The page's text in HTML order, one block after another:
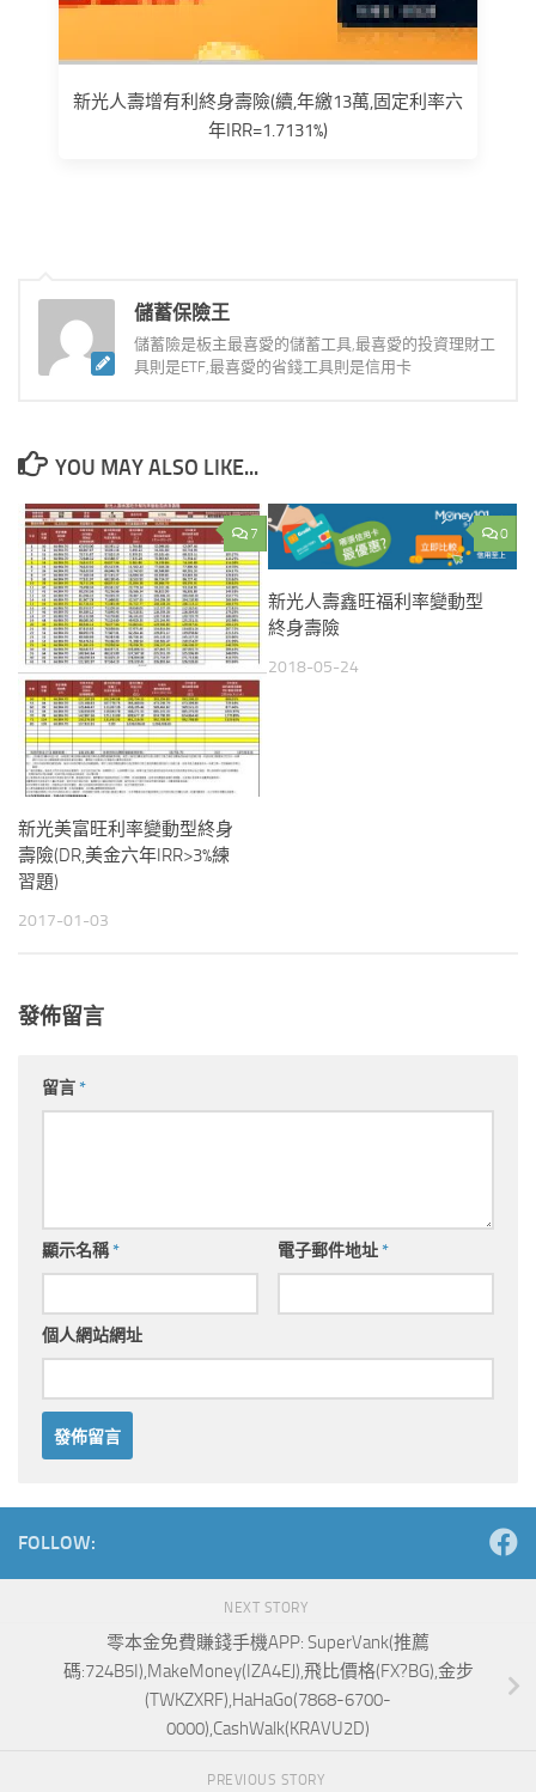
新光人壽增有利終身壽險(續,年繳13萬,固定利率六
年IRR=1.7131%)
儲蓄保險王
儲蓄險是板主最喜愛的儲蓄工具,最喜愛的投資理財工
具則是ETF,最喜愛的省錢工具則是信用卡
YOU MAY ALSO LIKE...
7
新光美富旺利率變動型終身
壽險(DR,美金六年IRR>3%練
習題)
2017-01-03
0
新光人壽鑫旺福利率變動型
終身壽險
2018-05-24
發佈留言
留言*
顯示名稱* 電子郵件地址*
個人網站網址
FOLLOW:
NEXT STORY
零本金免費賺錢手機APP: SuperVank(推薦
碼:724B5I),MakeMoney(IZA4EJ),飛比價格(FX?BG),金步
(TWKZXRF),HaHaGo(7868-6700-
0000),CashWalk(KRAVU2D)
PREVIOUS STORY